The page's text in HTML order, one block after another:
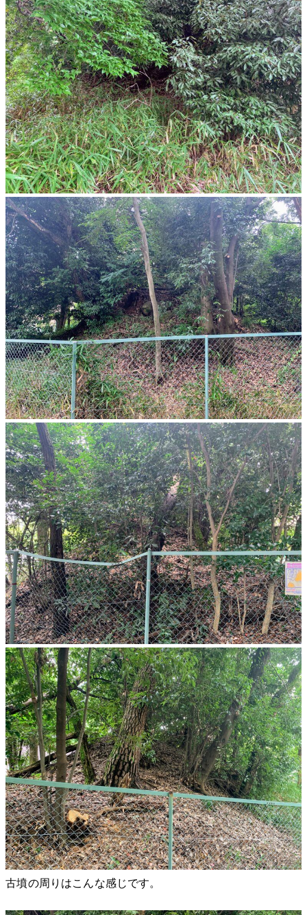
古墳の周りはこんな感じです。